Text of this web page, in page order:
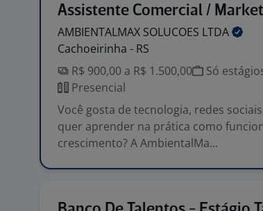
Assistente Comercial /
AMBIENTALMAX SOLUCOES LTDA
Cachoeirinha - RS
R$ 900,00 a R$ 1.500,00
Só
Presencial
Você gosta de tecnologia, redes
quer aprender na prática como
crescimento? A AmbientalMa...